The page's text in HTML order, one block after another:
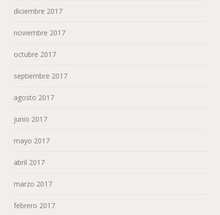
diciembre 2017
noviembre 2017
octubre 2017
septiembre 2017
agosto 2017
junio 2017
mayo 2017
abril 2017
marzo 2017
febrero 2017